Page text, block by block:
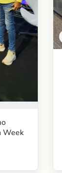
Week